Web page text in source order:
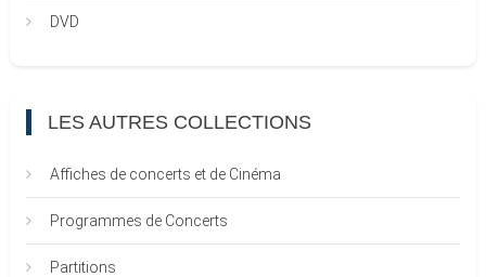
DVD
LES AUTRES COLLECTIONS
Affiches de concerts et de Cinéma
Programmes de Concerts
Partitions